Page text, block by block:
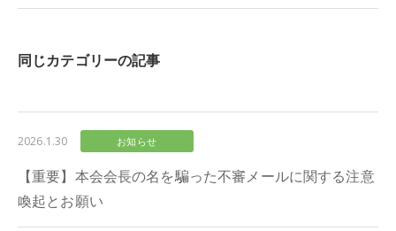
同じカテゴリーの記事
2026.1.30 お知らせ
【重要】本会会長の名を騙った不審メールに関する注意
喚起とお願い